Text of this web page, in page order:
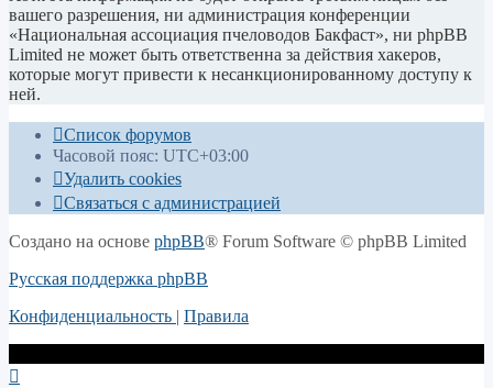
вашего разрешения, ни администрация конференции
«Национальная ассоциация пчеловодов Бакфаст», ни phpBB
Limited не может быть ответственна за действия хакеров,
которые могут привести к несанкционированному доступу к
ней.
Список форумов
Часовой пояс: UTC+03:00
Удалить cookies
Связаться с администрацией
Создано на основе phpBB® Forum Software © phpBB Limited
Русская поддержка phpBB
Конфиденциальность | Правила